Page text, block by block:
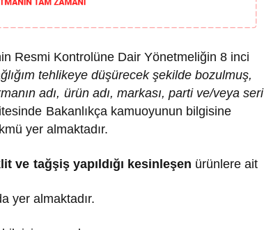
Resmi Kontrolüne Dair Yönetmeliğin 8 inci
tehlikeye düşürecek şekilde bozulmuş,
adı, ürün adı, markası, parti ve/veya seri
Bakanlıkça kamuoyunun bilgisine
yer almaktadır.
ve tağşiş yapıldığı kesinleşen ürünlere ait
yer almaktadır.